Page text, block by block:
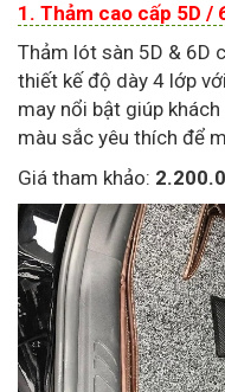
1. Thảm cao cấp 5D /
Thảm lót sàn 5D & 6D
thiết kế độ dày 4 lớp
may nổi bật giúp
màu sắc yêu thích để
Giá tham khảo: